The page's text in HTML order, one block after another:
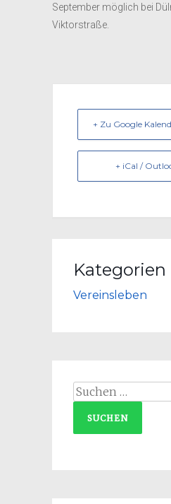
September möglich bei
Viktorstraße.
+ Zu Google
+ iCal /
Kategorien
Vereinsleben
Suchen
nach: